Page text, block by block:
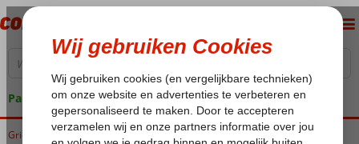
Pakketgarantie
Home
Griekenland Rhodos Ixia Atrium Platinum